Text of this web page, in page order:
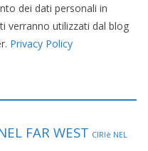
dei dati personali in
verranno utilizzati dal blog
Privacy Policy
FAR WEST CIRIè NEL